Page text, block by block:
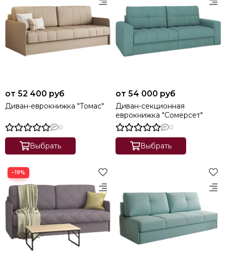
от 52 400 руб
Диван-еврокнижка "Томас"
0
Выбрать
от 54 000 руб
Диван-секционная
еврокнижка "Сомерсет"
0
Выбрать
−19%